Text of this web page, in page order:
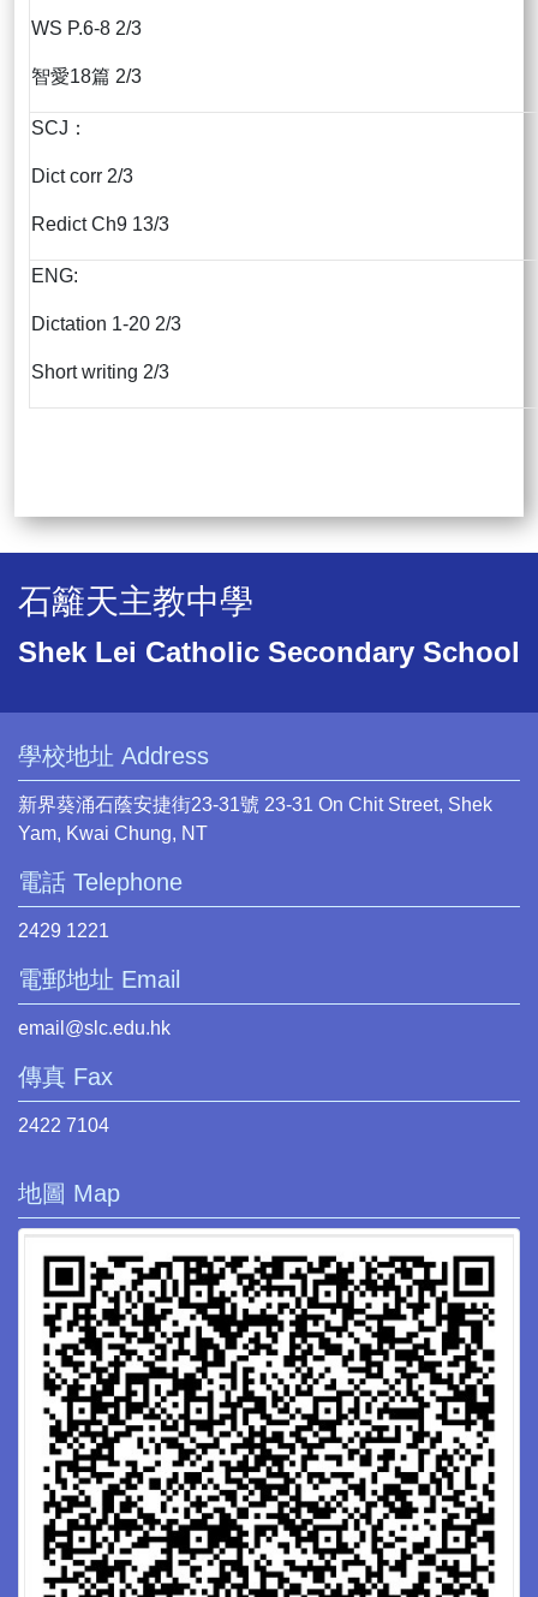
WS P.6-8 2/3
智愛18篇 2/3
SCJ：
Dict corr 2/3
Redict Ch9 13/3
ENG:
Dictation 1-20 2/3
Short writing 2/3
石籬天主教中學
Shek Lei Catholic Secondary School
學校地址 Address
新界葵涌石蔭安捷街23-31號 23-31 On Chit Street, Shek
Yam, Kwai Chung, NT
電話 Telephone
2429 1221
電郵地址 Email
email@slc.edu.hk
傳真 Fax
2422 7104
地圖 Map